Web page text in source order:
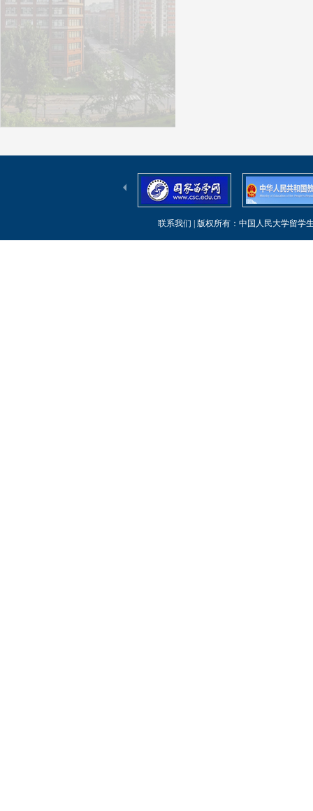
联系我们 | 版权所有：中国人民大学留学